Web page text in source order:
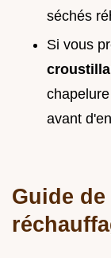
séchés
Si vous
avant
Guide